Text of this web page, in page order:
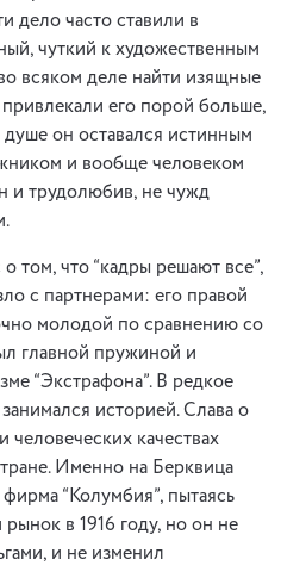
дело часто ставили в
чуткий к художественным
всяком деле найти изящные
его порой больше,
он оставался истинным
и вообще человеком
и трудолюбив, не чужд
том, что “кадры решают все”,
с партнерами: его правой
молодой по сравнению со
главной пружиной и
“Экстрафона”. В редкое
историей. Слава о
человеческих качествах
Именно на Берквица
“Колумбия”, пытаясь
рынок в 1916 году, но он не
и не изменил